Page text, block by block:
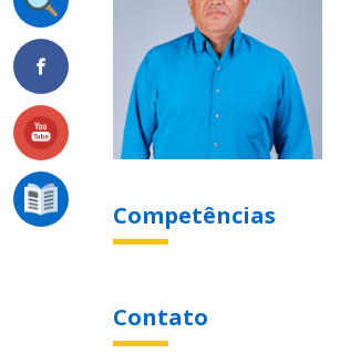
Competências
Contato